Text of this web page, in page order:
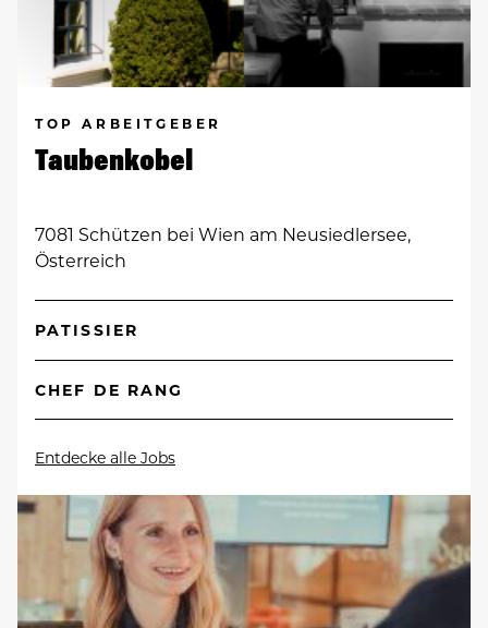
TOP ARBEITGEBER
Taubenkobel
7081 Schützen bei Wien am Neusiedlersee,
Österreich
PATISSIER
CHEF DE RANG
Entdecke alle Jobs